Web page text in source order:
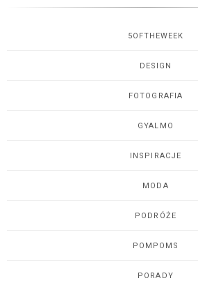
5OFTHEWEEK
DESIGN
FOTOGRAFIA
GYALMO
INSPIRACJE
MODA
PODRÓŻE
POMPOMS
PORADY